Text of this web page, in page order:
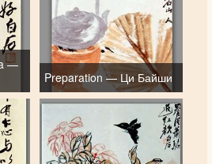
—
Preparation — Ци Байши